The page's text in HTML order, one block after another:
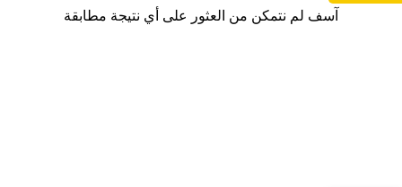
آسف لم نتمكن من العثور على أي نتيجة مطابقة